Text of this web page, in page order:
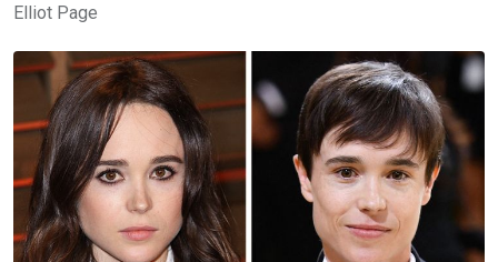
Elliot Page